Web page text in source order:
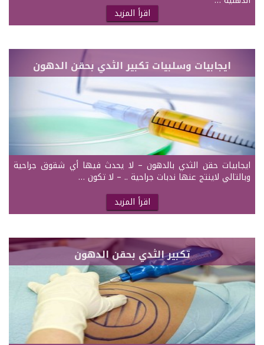
اقرأ المزيد
ايجابيات وسلبيات تكبير الثدي بحقن الدهون
ايجابيات حقن الثدي بالدهون – لا يحدث فيها أي شقوق جراحية
وبالتالي لاينتج عنها ندبات جراحية .. – لا تكون …
اقرأ المزيد
تكبير الثدي بحقن الدهون